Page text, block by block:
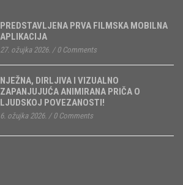
PREDSTAVLJENA PRVA FILMSKA MOBILNA
APLIKACIJA
27. ožujka 2026. / 0 Comments
NJEŽNA, DIRLJIVA I VIZUALNO
ZAPANJUJUĆA ANIMIRANA PRIČA O
LJUDSKOJ POVEZANOSTI!
6. ožujka 2026. / 0 Comments